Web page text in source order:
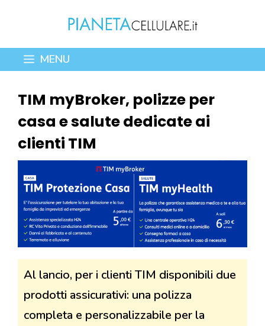
contenuto
MENU
TIM myBroker, polizze per
casa e salute dedicate ai
clienti TIM
Al lancio, per i clienti TIM disponibili due
prodotti assicurativi: una polizza
completa e personalizzabile per la